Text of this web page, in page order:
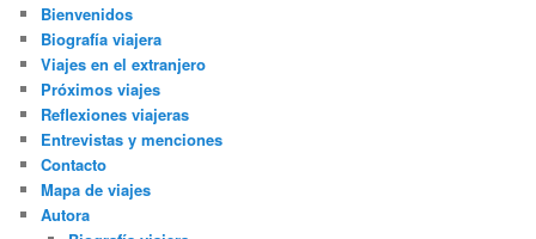
Bienvenidos
Biografía viajera
Viajes en el extranjero
Próximos viajes
Reflexiones viajeras
Entrevistas y menciones
Contacto
Mapa de viajes
Autora